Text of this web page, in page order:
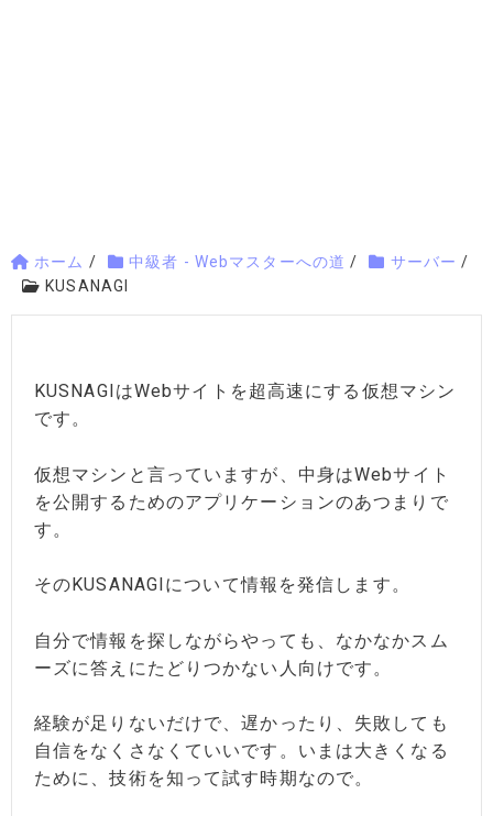
ホーム / 中級者 - Webマスターへの道 / サーバー /
KUSANAGI
KUSNAGIはWebサイトを超高速にする仮想マシン
です。
仮想マシンと言っていますが、中身はWebサイト
を公開するためのアプリケーションのあつまりで
す。
そのKUSANAGIについて情報を発信します。
自分で情報を探しながらやっても、なかなかスム
ーズに答えにたどりつかない人向けです。
経験が足りないだけで、遅かったり、失敗しても
自信をなくさなくていいです。いまは大きくなる
ために、技術を知って試す時期なので。